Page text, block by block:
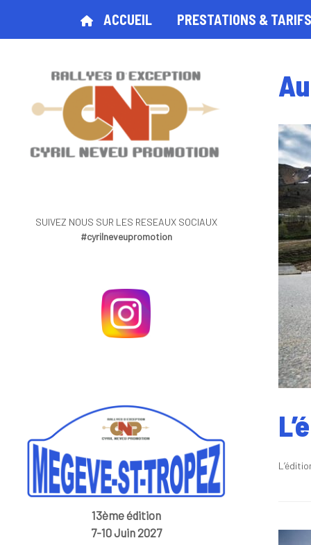
ACCUEIL PRESTATIONS & TARIFS
SUIVEZ NOUS SUR LES RESEAUX SOCIAUX
#cyrilneveupromotion
13ème édition
7-10 Juin 2027